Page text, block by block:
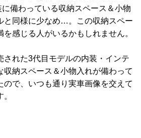
備わっている収納スペース＆小物
と同様に少なめ…。この収納スペー
感じる人がいるかもしれません。
された3代目モデルの内装・インテ
収納スペース＆小物入れが備わって
ので、いつも通り実車画像を交えて